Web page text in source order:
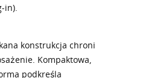
in).
konstrukcja chroni
Kompaktowa,
podkreśla